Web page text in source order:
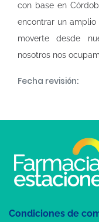
con base en
encontrar un
moverte desde
nosotros nos
Fecha revisión:
Condiciones de